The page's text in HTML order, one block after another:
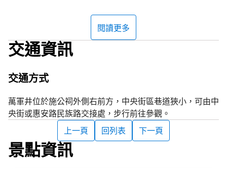
閱讀更多
交通資訊
交通方式
萬軍井位於施公祠外側右前方，中央街區巷道狹小，可由中
央街或惠安路民族路交接處，步行前往參觀。
上一頁
回列表 下一頁
景點資訊